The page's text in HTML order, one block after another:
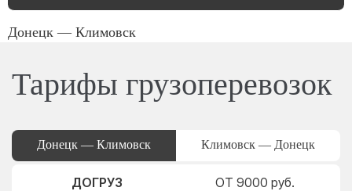
Донецк — Климовск
Тарифы грузоперевозок
Донецк — Климовск Климовск — Донецк
ДОГРУЗ ОТ 9000 руб.